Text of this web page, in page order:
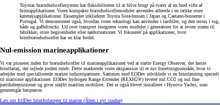
Toyotas brændselscellesystem har fleksibiliteten til at blive brugt på tværs af en bred vifte af
brintapplikationer. Vores kompakte brændselscellemoduler anvendes allerede i en række store
køretøjsapplikationer. Eksempler inkluderer Toyota Sora-bussen i Japan og Caetano-busserne i
Portugal. Vi demonstrerer også, hvordan vores teknologi kan anvendes i lastbiler, og den testes i tog,
både og gaffeltrucks. Ud over transport integreres vores moduler i generatorer for at levere strøm til
fabrikker, store begivenheder eller nødsituationer. Vi fokuserer på applikationer, hvor
brintbrændselsceller har en klar fordel.
Nul-emission marineapplikationer
Vi var pionerer inden for brændselsceller til marineapplikationer ved at støtte Energy Observer, det første
brintfartøj, der sejlede jorden rundt. Dette markerede vores ekspansion til et nyt forretningsområde, hvor vi
arbejder med specialiserede marine industripartnere. Sammen med EODev udviklede vi en brintløsning specielt
til maritime applikationer. EODev hydrogen Range Extender (REXH2®) leverer nul CO2 og nul fine
partikelemissioner og giver støjfri maritim mobilitet. Det er også blevet installeret i Hynova Yachts, som
gennemgår havprøver.
Læs om EODev brintforlænger til marine (Åben i nyt vindue)